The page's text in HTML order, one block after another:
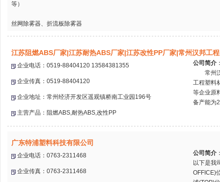
等）
丝网除雾器、折流板除雾器
江苏阻燃ABS厂家|江苏耐热ABS厂家|江苏改性PP厂家|常州汉邦工
企业电话：0519-88404120 13584381355
企业传真：0519-88404120
企业地址：常州经济开发区遥观镇桥南工业园196号
主营产品：阻燃ABS,耐热ABS,改性PP
公司简介
常州汉
工程塑料
等企业原
备产能为
广东特浦塑料科技有限公司
企业电话：0763-2311468
企业传真：0763-2311468
公司简介
以下是我
OFFICE)